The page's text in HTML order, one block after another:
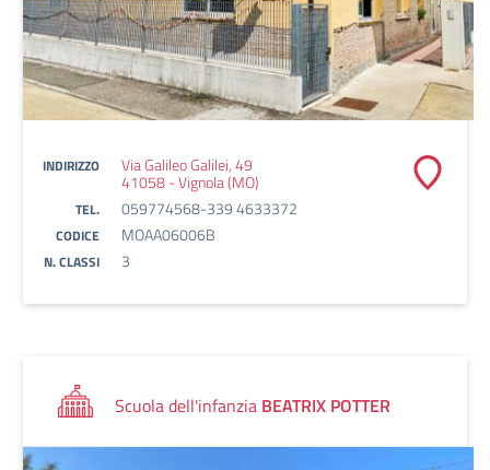
INDIRIZZO Via Galileo Galilei, 49
41058 - Vignola (MO)
TEL. 059774568-339 4633372
CODICE MOAA06006B
N. CLASSI 3
Scuola dell'infanzia BEATRIX POTTER